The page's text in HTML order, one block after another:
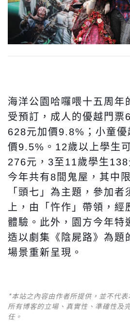
海洋公園哈囉喂十五周年
受預訂，成人的優越門票
628元加價9.8%；小童優
價9.5%。12歲以上學生
276元，3至11歲學生138
今年共有8間鬼屋，其中
「頭七」為主題，參加
上，由「忤作」帶領，經
體驗。此外，園方今年特
造以劇集《陰屍路》為題
場景重新呈現。
*本站之內容由作者所提供，並不代
所有博客的立場、真實性、準確性及
任。